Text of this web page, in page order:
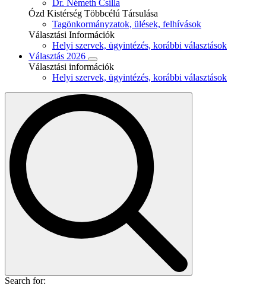
Dr. Németh Csilla
Ózd Kistérség Többcélú Társulása
Tagönkormányzatok, ülések, felhívások
Választási Információk
Helyi szervek, ügyintézés, korábbi választások
Választás 2026
Választási információk
Helyi szervek, ügyintézés, korábbi választások
Search for: